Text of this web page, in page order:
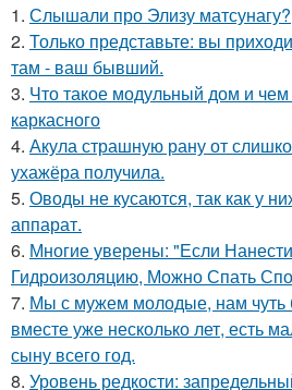
1. Слышали про Элизу матсунагу?
2. Только представьте: вы
там - ваш бывший.
3. Что такое модульный дом и чем
каркасного
4. Акула страшную рану от
ухажёра получила.
5. Оводы не кусаются, так как у
аппарат.
6. Многие уверены: "Если
Гидроизоляцию, Можно Спать
7. Мы с мужем молодые, нам чуть
вместе уже несколько лет, есть
сыну всего год.
8. Уровень редкости: